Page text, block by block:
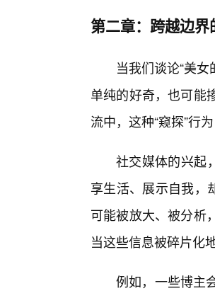
第二章：跨越边
当我们谈论“美
单纯的好奇，也可能
流中，这种“窥探”行
社交媒体的兴起
享生活、展示自我，
可能被放大、被分析
当这些信息被碎片化
例如，一些博主